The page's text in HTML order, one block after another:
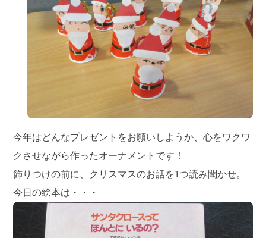
今年はどんなプレゼントをお願いしようか、心をワクワ
クさせながら作ったオーナメントです！
飾りつけの前に、クリスマスのお話を1つ読み聞かせ。
今日の絵本は・・・